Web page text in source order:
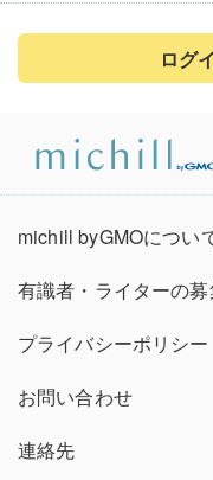
ログ
michill byGMOについ
有識者・ライターの
プライバシーポリシー
お問い合わせ
連絡先